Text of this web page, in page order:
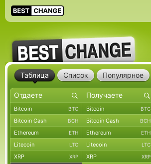
Таблица Список Популярное
Bitcoin BTC Bitcoin BTC
Bitcoin Cash BCH Bitcoin Cash BCH
Ethereum ETH Ethereum ETH
Litecoin LTC Litecoin LTC
XRP XRP XRP XRP